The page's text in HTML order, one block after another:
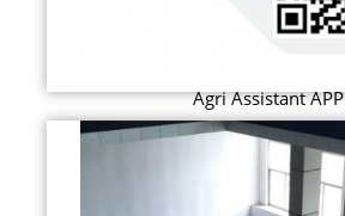
Agri Assistant APP